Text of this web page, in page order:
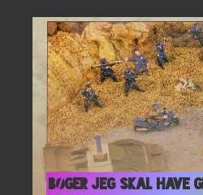
Bøger jeg skal have